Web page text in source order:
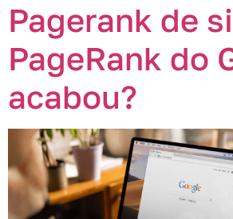
Pagerank de
PageRank do
acabou?